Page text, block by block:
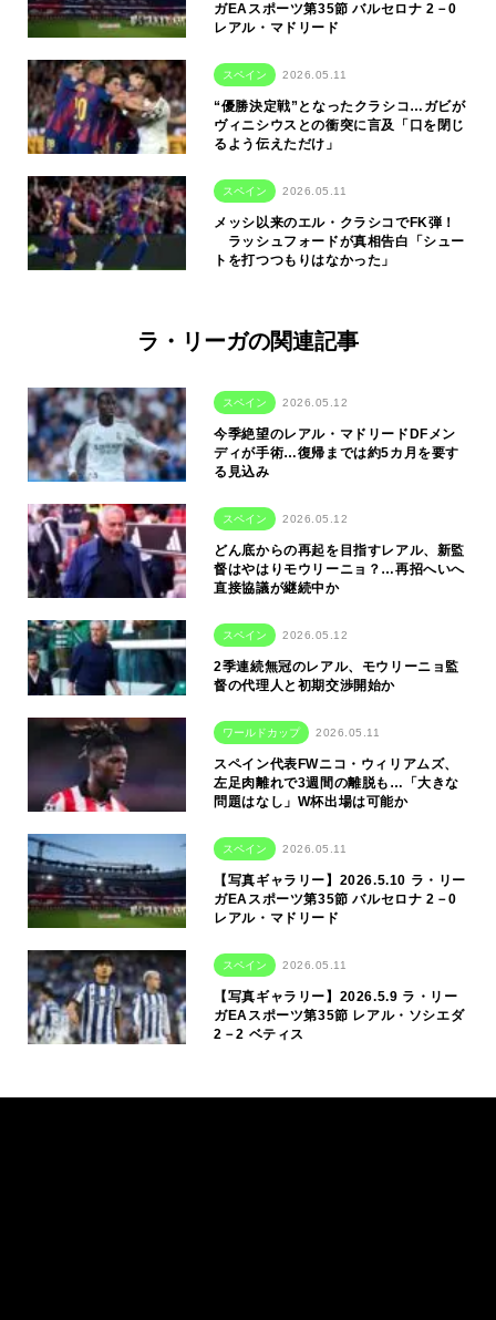
ガEAスポーツ第35節 バルセロナ 2－0
レアル・マドリード
スペイン 2026.05.11
“優勝決定戦”となったクラシコ…ガビが
ヴィニシウスとの衝突に言及「口を閉じ
るよう伝えただけ」
スペイン 2026.05.11
メッシ以来のエル・クラシコでFK弾！
ラッシュフォードが真相告白「シュー
トを打つつもりはなかった」
ラ・リーガの関連記事
スペイン 2026.05.12
今季絶望のレアル・マドリードDFメン
ディが手術…復帰までは約5カ月を要す
る見込み
スペイン 2026.05.12
どん底からの再起を目指すレアル、新監
督はやはりモウリーニョ？…再招へいへ
直接協議が継続中か
スペイン 2026.05.12
2季連続無冠のレアル、モウリーニョ監
督の代理人と初期交渉開始か
ワールドカップ 2026.05.11
スペイン代表FWニコ・ウィリアムズ、
左足肉離れで3週間の離脱も…「大きな
問題はなし」W杯出場は可能か
スペイン 2026.05.11
【写真ギャラリー】2026.5.10 ラ・リー
ガEAスポーツ第35節 バルセロナ 2－0
レアル・マドリード
スペイン 2026.05.11
【写真ギャラリー】2026.5.9 ラ・リー
ガEAスポーツ第35節 レアル・ソシエダ
2－2 ベティス